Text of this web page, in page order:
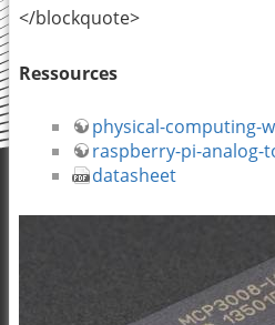
</blockquote>
Ressources
physical-computing-
raspberry-pi-analog-
datasheet